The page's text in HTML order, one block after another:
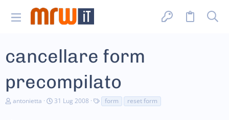
cancellare form
precompilato
C
antonietta
D
31 Lug 2008
T
a
form reset form